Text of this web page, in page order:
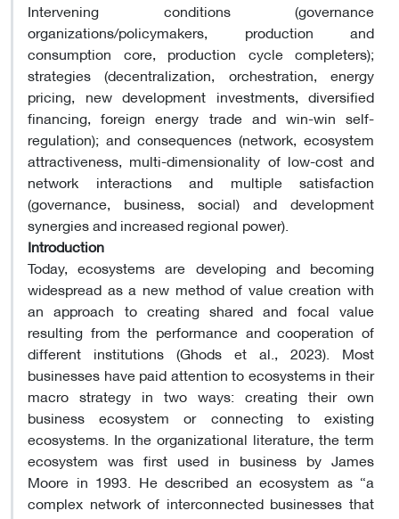
Intervening conditions (governance
organizations/policymakers, production and
consumption core, production cycle completers);
strategies (decentralization, orchestration, energy
pricing, new development investments, diversified
financing, foreign energy trade and win-win self-
regulation); and consequences (network, ecosystem
attractiveness, multi-dimensionality of low-cost and
network interactions and multiple satisfaction
(governance, business, social) and development
synergies and increased regional power).
Introduction
Today, ecosystems are developing and becoming
widespread as a new method of value creation with
an approach to creating shared and focal value
resulting from the performance and cooperation of
different institutions (Ghods et al., 2023). Most
businesses have paid attention to ecosystems in their
macro strategy in two ways: creating their own
business ecosystem or connecting to existing
ecosystems. In the organizational literature, the term
ecosystem was first used in business by James
Moore in 1993. He described an ecosystem as “a
complex network of interconnected businesses that